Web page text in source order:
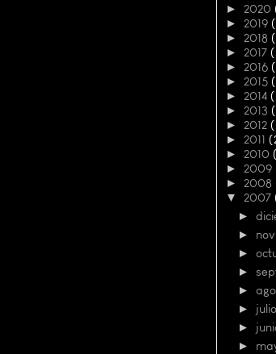
► 2020
► 2019
► 2018
► 2017
► 2016
► 2015
► 2014
► 2013
► 2012
► 2011
► 2010
► 2009
► 2008
▼ 2007
►
►
►
►
►
► julio
►
►